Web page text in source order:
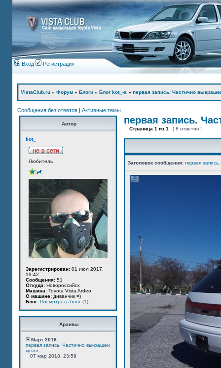
Вход Регистрация
VistaClub.ru » Форум » Блоги » Блог kot_-а » первая запись. Частично
Сообщения без ответов | Активные темы
Автор
kot_
Любитель
Зарегистрирован: 01 июл 2017,
19:42
Сообщения: 51
Откуда: Новороссийск
Машина: Toyota Vista Ardeo
О машине: диванчик =)
Блог: Посмотреть блог (1)
Архивы
Март 2018
первая запись. Частично выкрашен
кузов
07 мар 2018, 23:59
первая запись.
Страница 1 из 1 [ 8 ответов ]
Заголовок сообщения: первая